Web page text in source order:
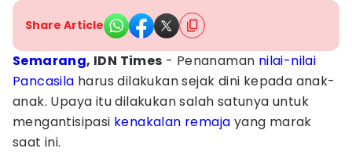
Share Article
Semarang, IDN Times - Penanaman nilai-nilai
Pancasila harus dilakukan sejak dini kepada anak-
anak. Upaya itu dilakukan salah satunya untuk
mengantisipasi kenakalan remaja yang marak
saat ini.